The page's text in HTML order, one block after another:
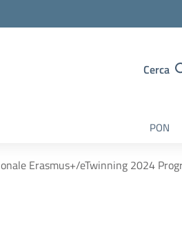
Cerca
PON
Erasmus+/eTwinning 2024